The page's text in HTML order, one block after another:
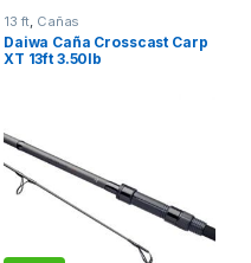
13 ft Cañas
Daiwa Caña Crosscast Carp
XT 13ft 3.50lb